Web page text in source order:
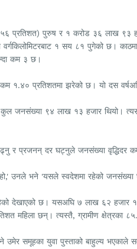
प्रतिशत) पुरुष र १ करोड ३६ लाख ९३
१ सय ८१ पुगेको छ।
कम ३ छ।
कम १.४० प्रतिशतमा झरेको छ। यो दस
कुल जनसंख्या ९४ लाख १३ हजार थियो।
र प्रजनन् दर घट्नुले जनसंख्या वृद्धिदर
उनले भने 'यसले स्वदेशमा रहेको जनसंख्या
देखाएको छ। यसअघि ७ लाख ६२ हजार
महिला छन्। त्यस्तै, ग्रामीण क्षेत्रका
उमेर समूहका युवा पुस्ताको बाहुल्य भएकाले